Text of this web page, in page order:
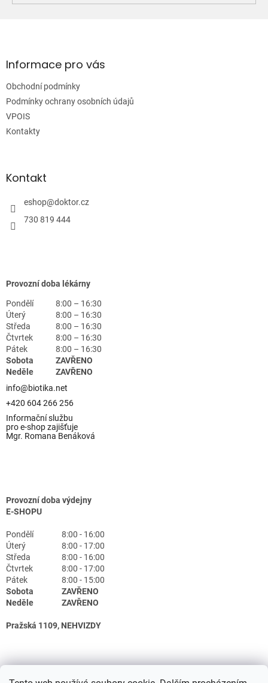
aInformace pro vás
Obchodní podmínky
Podmínky ochrany osobních údajů
VPOIS
Kontakty
Kontakt
eshop@doktor.cz
730 819 444
Provozní doba lékárny
Pondělí
8:00 – 16:30
Úterý
8:00 – 16:30
Středa
8:00 – 16:30
Čtvrtek
8:00 – 16:30
Pátek
8:00 – 16:30
Sobota
ZAVŘENO
Neděle
ZAVŘENO
info@biotika.net
+420 604 266 256
Informační službu
pro e-shop zajišťuje
Mgr. Romana Benáková
Provozní doba výdejny
E-SHOPU
Pondělí
8:00 - 16:00
Úterý
8:00 - 17:00
Středa
8:00 - 16:00
Čtvrtek
8:00 - 17:00
Pátek
8:00 - 15:00
Sobota
ZAVŘENO
Neděle
ZAVŘENO
Pražská 1109, NEHVIZDY